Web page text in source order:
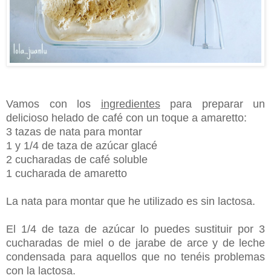
Vamos con los ingredientespara preparar un
delicioso helado de café con un toque a amaretto:
3 tazas de nata para montar
1 y 1/4 de taza de azúcar glacé
2 cucharadas de café soluble
1 cucharada de amaretto
La nata para montar que he utilizado es sin lactosa.
El 1/4 de taza de azúcar lo puedes sustituir por 3
cucharadas de miel o de jarabe de arce y de leche
condensada para aquellos que no tenéis problemas
con la lactosa.